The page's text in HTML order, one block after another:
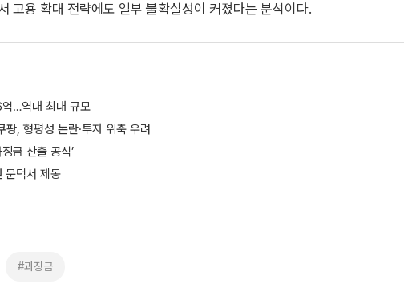
고용 확대 전략에도 일부 불확실성이 커졌다는 분석이다.
…역대 최대 규모
, 형평성 논란·투자 위축 우려
금 산출 공식’
문턱서 제동
#과징금